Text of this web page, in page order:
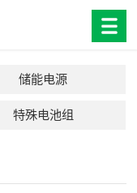
储能电源
特殊电池组